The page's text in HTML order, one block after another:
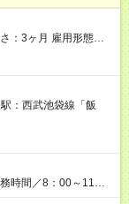
：3ヶ月 雇用形態、
：西武池袋線「飯
時間／8：00～11：
の勤務から応募OK*土